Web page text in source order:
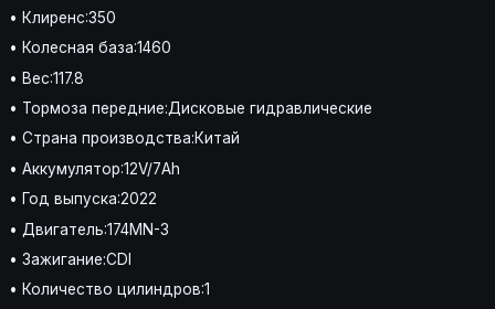
• Клиренс:350
• Колесная база:1460
• Вес:117.8
• Тормоза передние:Дисковые гидравлические
• Страна производства:Китай
• Аккумулятор:12V/7Аh
• Год выпуска:2022
• Двигатель:174MN-3
• Зажигание:CDI
• Количество цилиндров:1